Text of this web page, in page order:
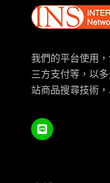
我們的平台使用
三方支付等，以
站商品搜尋技術